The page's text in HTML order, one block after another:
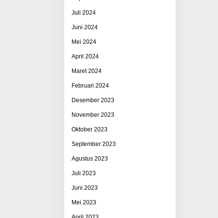
Juli 2024
Juni 2024
Mei 2024
April 2024
Maret 2024
Februari 2024
Desember 2023
November 2023
Oktober 2023
September 2023
Agustus 2023
Juli 2023
Juni 2023
Mei 2023